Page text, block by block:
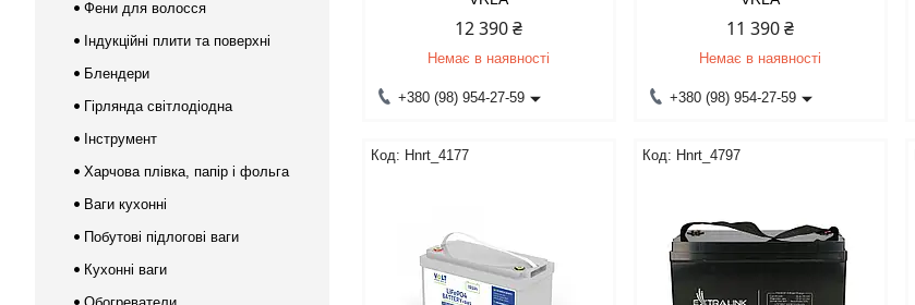
12 390 ₴
Немає в наявності
+380 (98) 954-27-59
11 390 ₴
Немає в наявності
+380 (98) 954-27-59
Hnrt_4177 Hnrt_4797
Фени для волосся
Індукційні плити та поверхні
Блендери
Гірлянда світлодіодна
Інструмент
Харчова плівка, папір і фольга
Ваги кухонні
Побутові підлогові ваги
Кухонні ваги